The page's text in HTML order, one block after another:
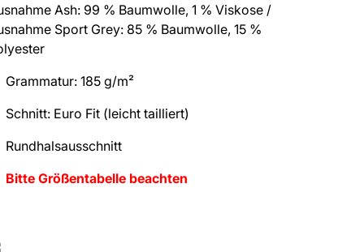
Ash: 99 % Baumwolle, 1 % Viskose /
Sport Grey: 85 % Baumwolle, 15 %
Grammatur: 185 g/m²
Schnitt: Euro Fit (leicht tailliert)
Rundhalsausschnitt
Bitte Größentabelle beachten